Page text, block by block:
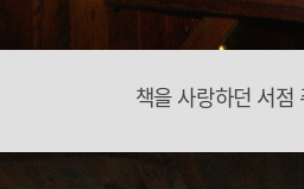
책을 사랑하던 서점